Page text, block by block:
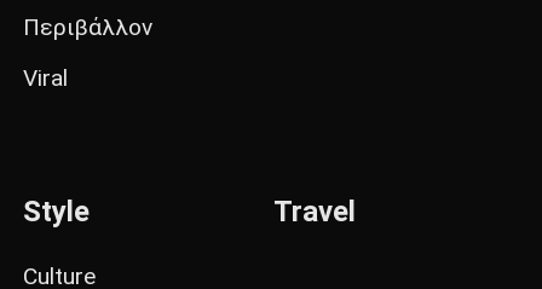
Περιβάλλον
Viral
Style
Culture
Travel